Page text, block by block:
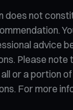
does not
advice
Please
or a portion
For more